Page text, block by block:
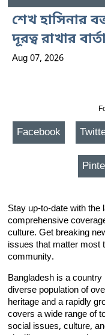
শেখ হাসিনার
দূরত্ব রাখার
Aug 07, 2026
Facebook
Stay up-to-date with
comprehensive
culture. Get breaking
issues that matter most
community.
Bangladesh is a
diverse population of
heritage and a rapidly
covers a wide range of
social issues, culture,